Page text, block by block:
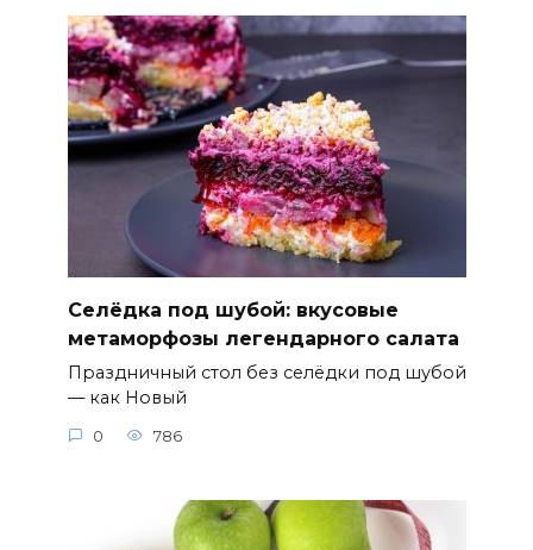
Селёдка под шубой: вкусовые
метаморфозы легендарного салата
Праздничный стол без селёдки под шубой
— как Новый
0 786